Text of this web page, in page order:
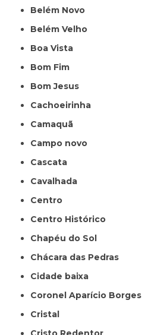
Belém Novo
Belém Velho
Boa Vista
Bom Fim
Bom Jesus
Cachoeirinha
Camaquã
Campo novo
Cascata
Cavalhada
Centro
Centro Histórico
Chapéu do Sol
Chácara das Pedras
Cidade baixa
Coronel Aparício Borges
Cristal